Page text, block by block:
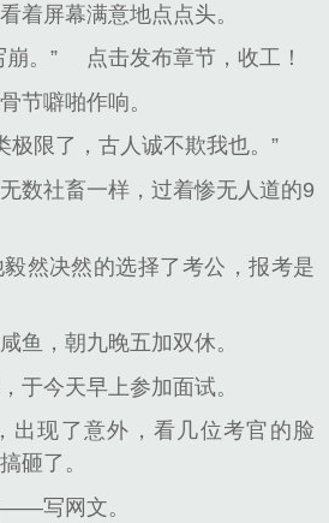
着屏幕满意地点点头。
。”
点击发布章节，收工！
节噼啪作响。
极限了，古人诚不欺我也。”
数社畜一样，过着惨无人道的9
然决然的选择了考公，报考是
鱼，朝九晚五加双休。
于今天早上参加面试。
出现了意外，看几位考官的脸
砸了。
写网文。